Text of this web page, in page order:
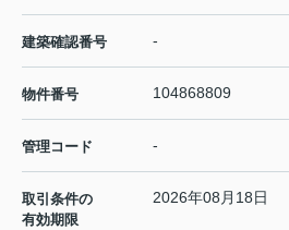
建築確認番号 -
物件番号 104868809
管理コード -
取引条件の
有効期限
2026年08月18日